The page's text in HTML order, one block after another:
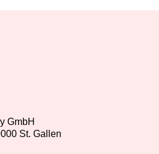
GmbH
St. Gallen